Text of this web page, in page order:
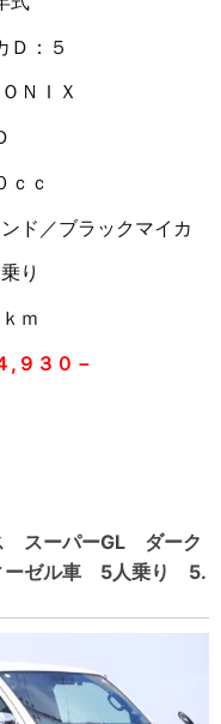
：５
ＮＩＸ
ｃｃ
ド／ブラックマイカ
り
ｋｍ
,９３０－
スーパーGL ダーク
ゼル車 5人乗り 5.